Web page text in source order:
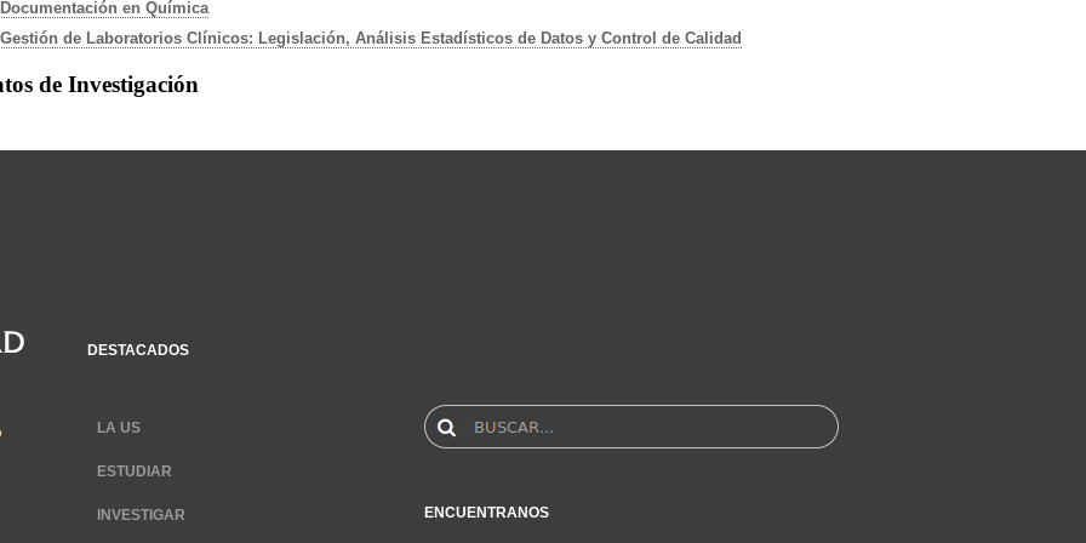
Documentación en Química
Gestión de Laboratorios Clínicos: Legislación, Análisis Estadísticos de Datos y Control de Calidad
de Investigación
DESTACADOS
LA US
ESTUDIAR
INVESTIGAR ENCUENTRANOS